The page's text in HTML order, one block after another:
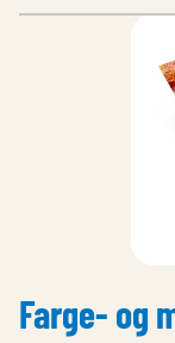
Farge- og